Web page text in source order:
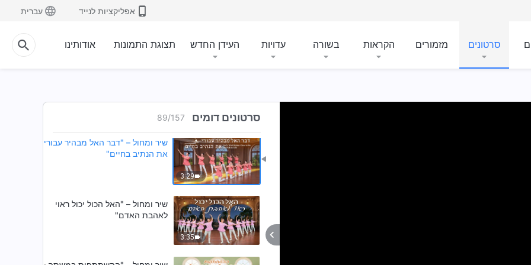
אפליקציות לנייד עברית
סרטונים מזמורים הקראות בשורה עדויות העידן החדש תצוגת התמונות אודותינו
סרטונים דומים 89/157
שיר ומחול – "אלוהים מאשר את מי
4:02
3:29
שיר ומחול – "דבר האל מבהיר עבורי
את הנתיב בחיים"
3:35
שיר ומחול – "האל הכול יכול ראוי
לאהבת האדם"